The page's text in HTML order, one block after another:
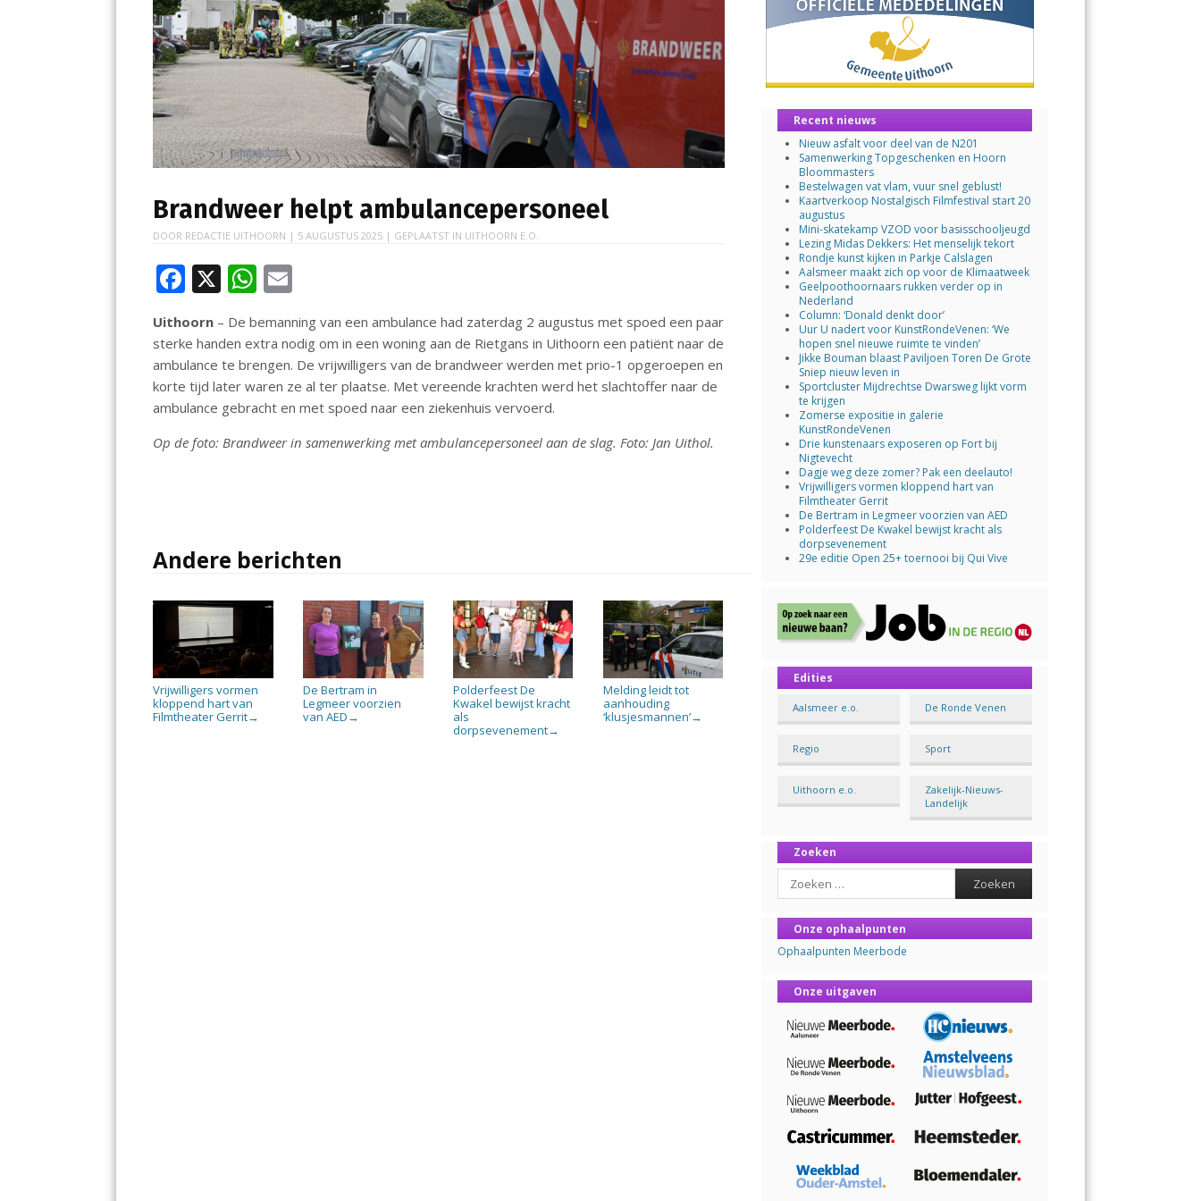
Brandweer helpt ambulancepersoneel
DOOR REDACTIE UITHOORN | 5 AUGUSTUS 2025 | GEPLAATST IN UITHOORN E.O.
F
ac
e
b
o
o
k
X W
h
at
s
A
p
p
ai
l
Uithoorn – De bemanning van een ambulance had zaterdag 2 augustus met spoed een paar
sterke handen extra nodig om in een woning aan de Rietgans in Uithoorn een patiënt naar de
ambulance te brengen. De vrijwilligers van de brandweer werden met prio-1 opgeroepen en
korte tijd later waren ze al ter plaatse. Met vereende krachten werd het slachtoffer naar de
ambulance gebracht en met spoed naar een ziekenhuis vervoerd.
Op de foto: Brandweer in samenwerking met ambulancepersoneel aan de slag. Foto: Jan Uithol.
Andere berichten
Vrijwilligers vormen
kloppend hart van
Filmtheater Gerrit→
De Bertram in
Legmeer voorzien
van AED →
Polderfeest De
Kwakel bewijst kracht
als
dorpsevenement→
Melding leidt tot
aanhouding
‘klusjesmannen’→
Recent nieuws
Nieuw asfalt voor deel van de N201
Samenwerking Topgeschenken en Hoorn
Bloommasters
Bestelwagen vat vlam, vuur snel geblust!
Kaartverkoop Nostalgisch Filmfestival start 20
augustus
Mini-skatekamp VZOD voor basisschooljeugd
Lezing Midas Dekkers: Het menselijk tekort
Rondje kunst kijken in Parkje Calslagen
Aalsmeer maakt zich op voor de Klimaatweek
Geelpoothoornaars rukken verder op in
Nederland
Column: ‘Donald denkt door’
Uur U nadert voor KunstRondeVenen: ‘We
hopen snel nieuwe ruimte te vinden’
Jikke Bouman blaast Paviljoen Toren De Grote
Sniep nieuw leven in
Sportcluster Mijdrechtse Dwarsweg lijkt vorm
te krijgen
Zomerse expositie in galerie
KunstRondeVenen
Drie kunstenaars exposeren op Fort bij
Nigtevecht
Dagje weg deze zomer? Pak een deelauto!
Vrijwilligers vormen kloppend hart van
Filmtheater Gerrit
De Bertram in Legmeer voorzien van AED
Polderfeest De Kwakel bewijst kracht als
dorpsevenement
29e editie Open 25+ toernooi bij Qui Vive
Edities
Aalsmeer e.o. De Ronde Venen
Regio Sport
Uithoorn e.o.
Zakelijk-Nieuws-
Landelijk
Zoeken
Search
Onze ophaalpunten
Ophaalpunten Meerbode
Onze uitgaven